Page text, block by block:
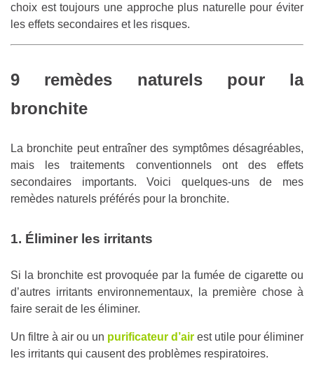
choix est toujours une approche plus naturelle pour éviter
les effets secondaires et les risques.
9 remèdes naturels pour la
bronchite
La bronchite peut entraîner des symptômes désagréables,
mais les traitements conventionnels ont des effets
secondaires importants. Voici quelques-uns de mes
remèdes naturels préférés pour la bronchite.
1. Éliminer les irritants
Si la bronchite est provoquée par la fumée de cigarette ou
d’autres irritants environnementaux, la première chose à
faire serait de les éliminer.
Un filtre à air ou un purificateur d’air est utile pour éliminer
les irritants qui causent des problèmes respiratoires.